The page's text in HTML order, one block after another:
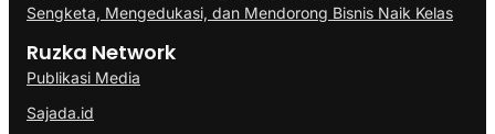
Sengketa, Mengedukasi, dan Mendorong Bisnis Naik Kelas
Ruzka Network
Publikasi Media
Sajada.id